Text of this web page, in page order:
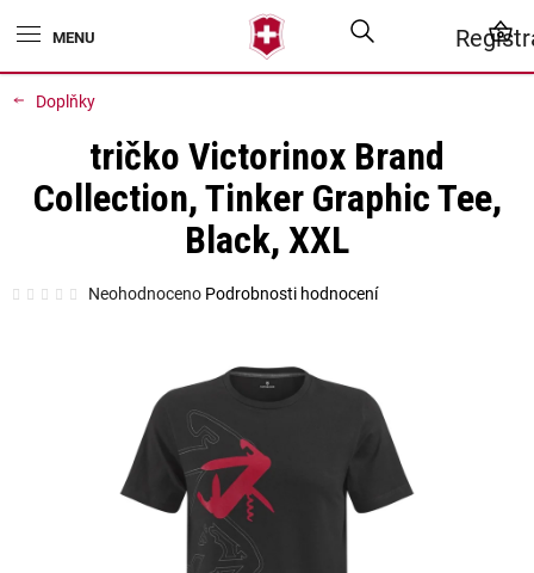
na
Doplňky
tričko Victorinox Brand
Collection, Tinker Graphic Tee,
Black, XXL
Průměrné
hodnocení
Neohodnoceno Podrobnosti hodnocení